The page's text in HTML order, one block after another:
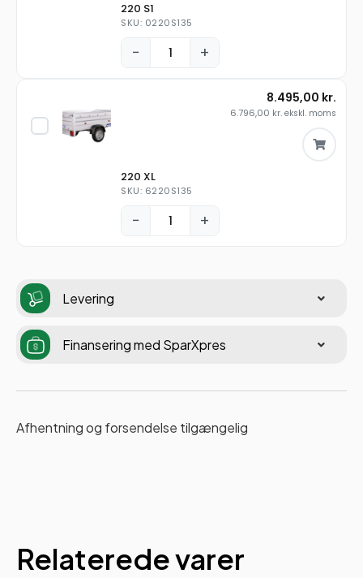
220 S1
SKU: 0220S135
− +
220 XL
SKU: 6220S135
− +
8.495,00 kr.
6.796,00 kr. ekskl. moms
Levering
Finansering med SparXpres
Afhentning og forsendelse tilgængelig
Relaterede varer